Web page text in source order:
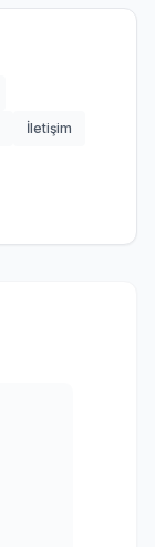
İletişim